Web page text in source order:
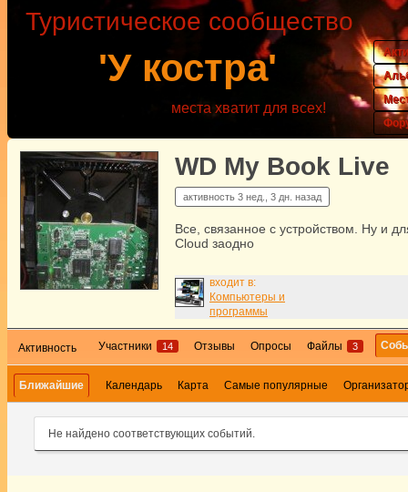
'У костра'
Туристическое сообщество
места хватит для всех!
WD My Book Live
активность 3 нед., 3 дн. назад
Все, связанное с устройством. Ну и
Cloud заодно
входит в:
Компьютеры и
программы
Активность Участники 14 Отзывы Опросы Файлы 3
Ближайшие Календарь Карта Самые популярные
Не найдено соответствующих событий.